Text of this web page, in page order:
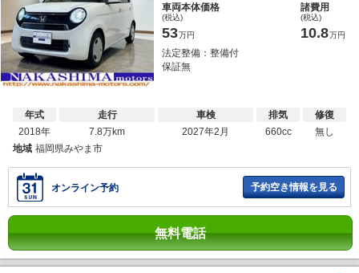
車両本体価格
(税込)
53万円
諸費用
(税込)
10.8万円
法定整備：整備付
保証無
年式
2018年
走行
7.8万km
車検
2027年2月
排気
660cc
修復
無し
地域 福岡県みやま市
オンライン予約 予約空き情報を見る
無料電話